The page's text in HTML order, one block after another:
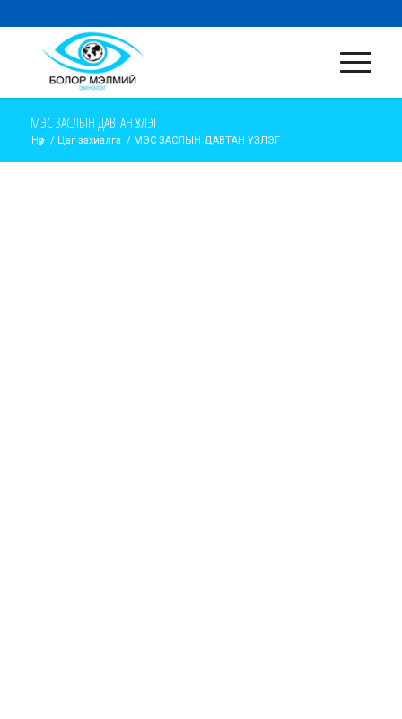
МЭС ЗАСЛЫН ДАВТАН ҮЗЛЭГ
Нүүр / Цаг захиалга / МЭС ЗАСЛЫН ДАВТАН ҮЗЛЭГ